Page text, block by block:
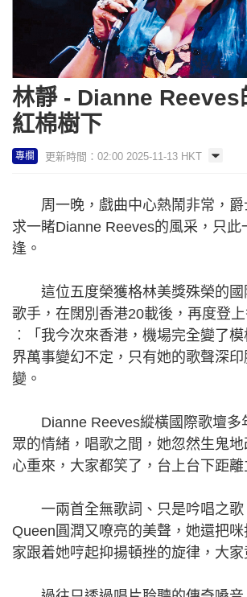
林靜 - Dianne Reeves
紅棉樹下
專欄 更新時間：02:00 2025-11-13 HKT
周一晚，戲曲中心熱鬧非常，爵
求一睹Dianne Reeves的風采，只此
逢。
這位五度榮獲格林美獎殊榮的國
歌手，在闊別香港20載後，再度登
︰「我今次來香港，機場完全變了
界萬事變幻不定，只有她的歌聲深
變。
Dianne Reeves縱橫國際歌壇多
眾的情緒，唱歌之間，她忽然生鬼
心重來，大家都笑了，台上台下距離
一兩首全無歌詞、只是吟唱之歌
Queen圓潤又嘹亮的美聲，她還把
家跟着她哼起抑揚頓挫的旋律，大家